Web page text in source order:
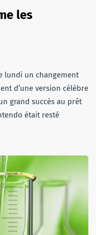
les
lundi un changement
d’une version célèbre
grand succès au prêt
était resté